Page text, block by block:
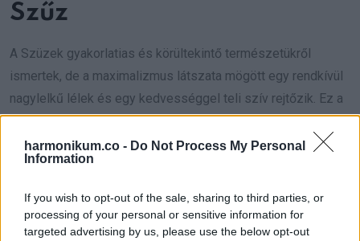
harmonikum.co - Do Not Process My Personal
Information
If you wish to opt-out of the sale, sharing to third parties, or
processing of your personal or sensitive information for
targeted advertising by us, please use the below opt-out
Szűz
A Szüzek gyakorlatias és körültekintő természetükről
ismertek, de a maximalizmus látszata mögött egy rendkívül
nagylelkű lélek és egy kedvességgel teli szív rejtőzik. Ez a
Merkúr által uralt földjegy rendkívüli módon képes észlelni a
körülötte élők szükségleteit és szenvedéseit, és
segítséget és támogatást nyújtani anélkül, hogy bármit is
A Szüzek azok, akik az életed legapróbb részleteiben is